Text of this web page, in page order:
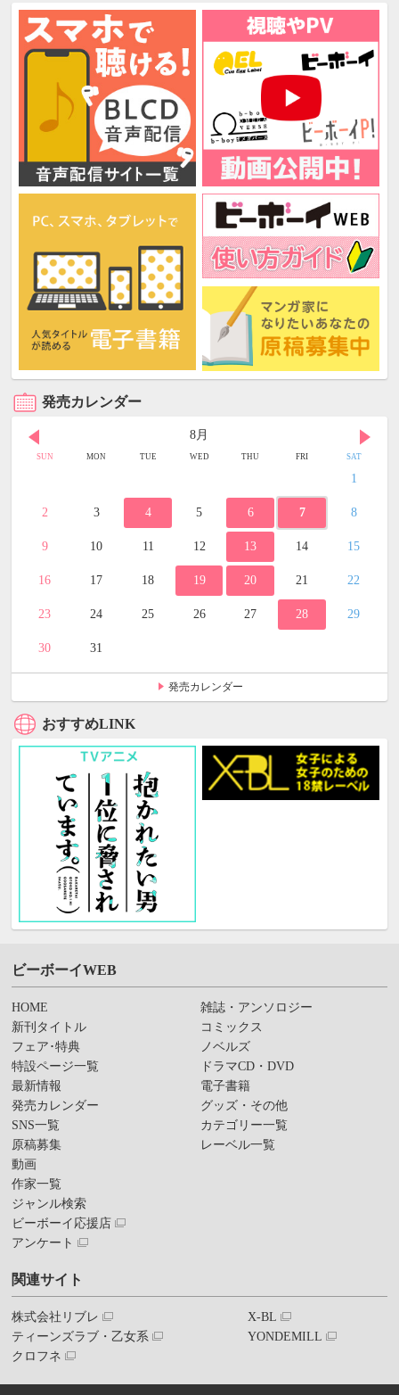
発売カレンダー
8月
SUN MON TUE WED THU FRI SAT
1
2 3 4 5 6 7 8
9 10 11 12 13 14 15
16 17 18 19 20 21 22
23 24 25 26 27 28 29
30 31
発売カレンダー
おすすめLINK
ビーボーイWEB
HOME
新刊タイトル
フェア･特典
特設ページ一覧
最新情報
発売カレンダー
SNS一覧
原稿募集
動画
作家一覧
ジャンル検索
ビーボーイ応援店
アンケート
雑誌・アンソロジー
コミックス
ノベルズ
ドラマCD・DVD
電子書籍
グッズ・その他
カテゴリー一覧
レーベル一覧
関連サイト
株式会社リブレ
ティーンズラブ・乙女系
クロフネ
X-BL
YONDEMILL